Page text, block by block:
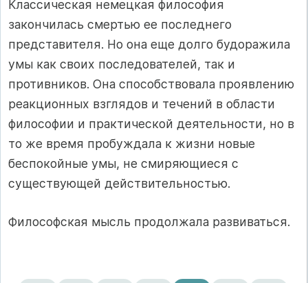
Классическая немецкая философия
закончилась смертью ее последнего
представителя. Но она еще долго будоражила
умы как своих последователей, так и
противников. Она способствовала проявлению
реакционных взглядов и течений в области
философии и практической деятельности, но в
то же время пробуждала к жизни новые
беспокойные умы, не смиряющиеся с
существующей действительностью.
Философская мысль продолжала развиваться.